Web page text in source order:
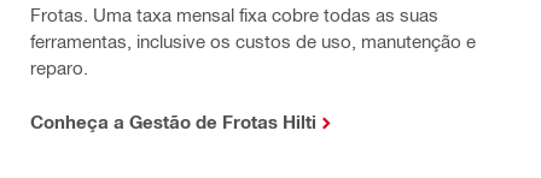
Frotas. Uma taxa mensal fixa cobre todas as suas
ferramentas, inclusive os custos de uso, manutenção e
reparo.
Conheça a Gestão de Frotas Hilti